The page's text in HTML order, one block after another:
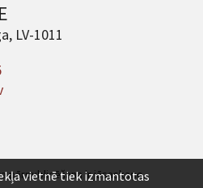
LV-1011
pārpublicēšana ir jāsaskaņo.
vietnē tiek izmantotas